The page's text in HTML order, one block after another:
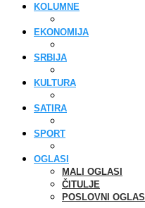
KOLUMNE
EKONOMIJA
SRBIJA
KULTURA
SATIRA
SPORT
OGLASI
MALI OGLASI
ČITULJE
POSLOVNI OGLASI